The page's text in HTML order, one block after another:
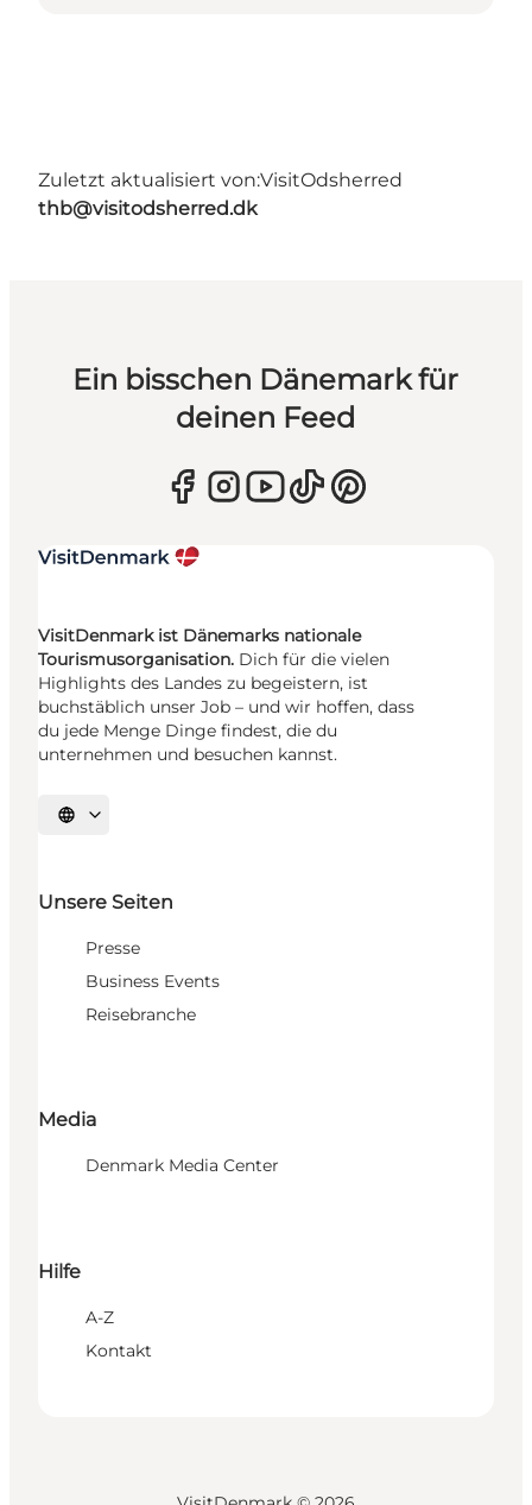
Zuletzt aktualisiert von:VisitOdsherred
thb@visitodsherred.dk
Ein bisschen Dänemark für
deinen Feed
VisitDenmark ist Dänemarks nationale
Tourismusorganisation. Dich für die vielen
Highlights des Landes zu begeistern, ist
buchstäblich unser Job – und wir hoffen, dass
du jede Menge Dinge findest, die du
unternehmen und besuchen kannst.
Sprache auswählen
Unsere Seiten
Presse
Business Events
Reisebranche
Media
Denmark Media Center
Hilfe
A-Z
Kontakt